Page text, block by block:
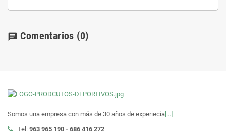
chat Comentarios (0)
Somos una empresa con más de 30 años de experiecia [...]
Tel: 963 965 190 - 686 416 272